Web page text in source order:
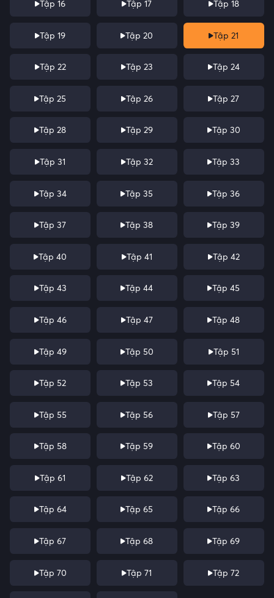
Tập 16 Tập 17 Tập 18
Tập 19 Tập 20 Tập 21
Tập 22 Tập 23 Tập 24
Tập 25 Tập 26 Tập 27
Tập 28 Tập 29 Tập 30
Tập 31 Tập 32 Tập 33
Tập 34 Tập 35 Tập 36
Tập 37 Tập 38 Tập 39
Tập 40 Tập 41 Tập 42
Tập 43 Tập 44 Tập 45
Tập 46 Tập 47 Tập 48
Tập 49 Tập 50 Tập 51
Tập 52 Tập 53 Tập 54
Tập 55 Tập 56 Tập 57
Tập 58 Tập 59 Tập 60
Tập 61 Tập 62 Tập 63
Tập 64 Tập 65 Tập 66
Tập 67 Tập 68 Tập 69
Tập 70 Tập 71 Tập 72